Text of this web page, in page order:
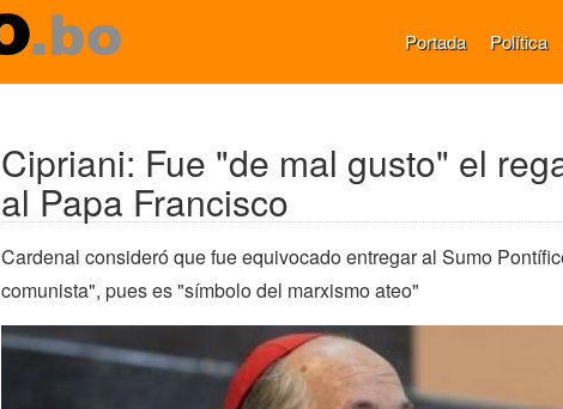
Portada Política
Cipriani: Fue "de mal gusto" el
al Papa Francisco
Cardenal consideró que fue equivocado entregar al Sumo
comunista", pues es "símbolo del marxismo ateo"